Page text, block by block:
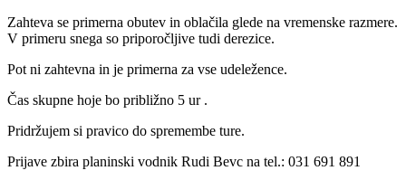
Zahteva se primerna obutev in oblačila glede na vremenske razmere.
V primeru snega so priporočljive tudi derezice.
Pot ni zahtevna in je primerna za vse udeležence.
Čas skupne hoje bo približno 5 ur .
Pridržujem si pravico do spremembe ture.
Prijave zbira planinski vodnik Rudi Bevc na tel.: 031 691 891